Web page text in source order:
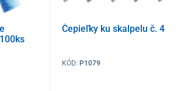
Čepieľky ku skalpelu č. 4
KÓD: P1079